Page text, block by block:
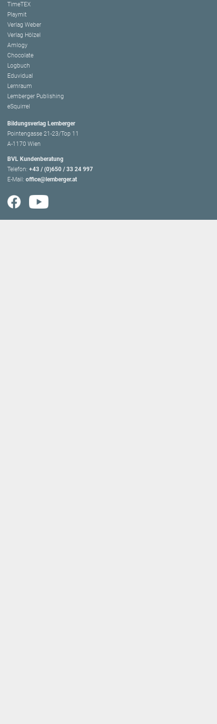
TimeTEX
Playmit
Verlag Weber
Verlag Hölzel
Amlogy
Chocolate
Logbuch
Eduvidual
Lernraum
Lemberger Publishing
eSquirrel
Bildungsverlag Lemberger
Pointengasse 21-23/Top 11
A-1170 Wien
BVL Kundenberatung
Telefon: +43 / (0)650 / 33 24 997
E-Mail: office@lemberger.at